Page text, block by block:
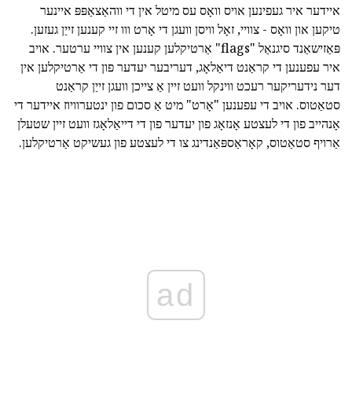
איידער איר געפינען אויס וואָס עס מיטל אין די ווהאַצאַפּפּ איינער
טיקען און וואָס - צוויי, זאָל וויסן וועגן די אָרט ווו זיי קענען זייַן געזען.
פּאַזישאַנד סיגנאַל "flags" אַרטיקלען קענען אין צוויי ערטער. אויב
איר עפענען די קראַנט דיאַלאָג, דעריבער יעדער פון די אַרטיקלען אין
דער נידעריקער רעכט ווינקל וועט זיין אַ צייכן וועגן זייַן קראַנט
סטאַטוס. אויב די עפענען "אָרט" מיט אַ סכום פון ינטערוויוז איידער די
אָנהייב פון די לעצטע אָנזאָג פון יעדער פון די דייאַלאָגז וועט זיין שטעלן
אַרויף סטאַטוס, קאָראַספּאַנדינג צו די לעצטע פון געשיקט אַרטיקלען.
ad